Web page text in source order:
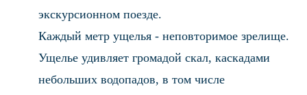
экскурсионном поезде.
Каждый метр ущелья - неповторимое зрелище.
Ущелье удивляет громадой скал, каскадами
небольших водопадов, в том числе